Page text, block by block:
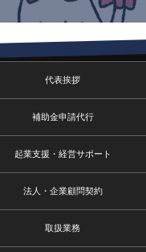
代表挨拶
補助金申請代行
起業支援・経営サポート
法人・企業顧問契約
取扱業務